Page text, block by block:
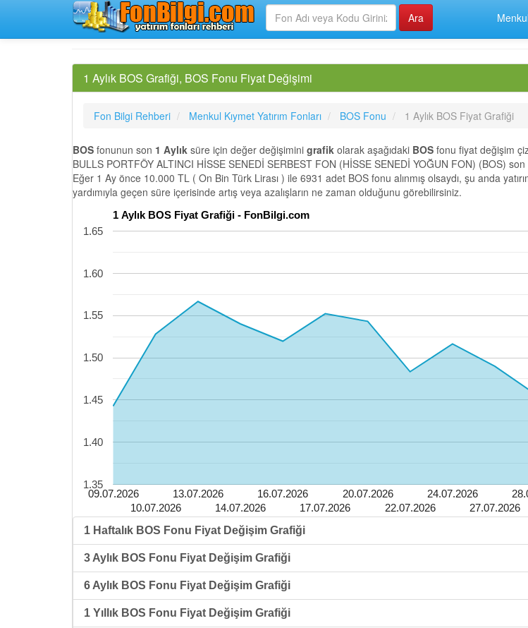
1 Aylık BOS Grafiği, BOS Fonu Fiyat Değişimi
Fon Bilgi Rehberi Menkul Kıymet Yatırım Fonları BOS Fonu 1 Aylık BOS Fiyat Grafiği
BOS fonunun son 1 Aylık süre için değer değişimini grafik olarak aşağıdaki BOS fonu fiyat değişim
BULLS PORTFÖY ALTINCI HİSSE SENEDİ SERBEST FON (HİSSE SENEDİ YOĞUN FON) (BOS)
Eğer 1 Ay önce 10.000 TL ( On Bin Türk Lirası ) ile 6931 adet BOS fonu alınmış olsaydı, şu anda
yardımıyla geçen süre içerisinde artış veya azalışların ne zaman olduğunu görebilirsiniz.
1 Aylık BOS Fiyat Grafiği - FonBilgi.com
09.07.2026
10.07.2026
13.07.2026
14.07.2026
16.07.2026
17.07.2026
20.07.2026
22.07.2026
24.07.2026
27.07.2026
1.35
1.40
1.45
1.50
1.55
1.60
1.65
1 Haftalık BOS Fonu Fiyat Değişim Grafiği
3 Aylık BOS Fonu Fiyat Değişim Grafiği
6 Aylık BOS Fonu Fiyat Değişim Grafiği
1 Yıllık BOS Fonu Fiyat Değişim Grafiği